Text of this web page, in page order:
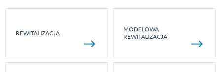
REWITALIZACJA
MODELOWA
REWITALIZACJA